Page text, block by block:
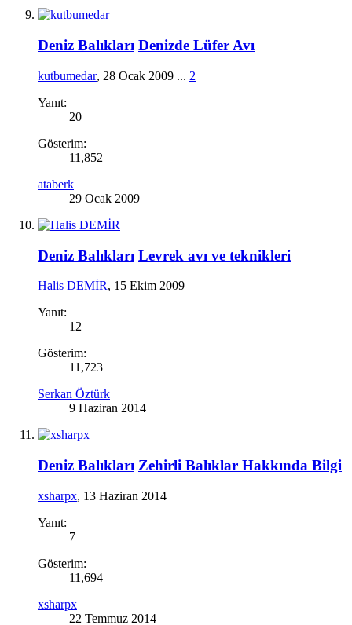
Deniz Balıkları Denizde Lüfer Avı
kutbumedar, 28 Ocak 2009 ... 2
Yanıt:
20
Gösterim:
11,852
ataberk
29 Ocak 2009
Deniz Balıkları Levrek avı ve teknikleri
Halis DEMİR, 15 Ekim 2009
Yanıt:
12
Gösterim:
11,723
Serkan Öztürk
9 Haziran 2014
Deniz Balıkları Zehirli Balıklar Hakkında Bilgi
xsharpx, 13 Haziran 2014
Yanıt:
7
Gösterim:
11,694
xsharpx
22 Temmuz 2014